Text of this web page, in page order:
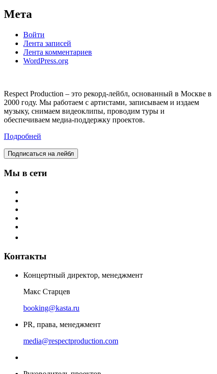
Мета
Войти
Лента записей
Лента комментариев
WordPress.org
Respect Production – это рекорд-лейбл, основанный в Москве в
2000 году. Мы работаем с артистами, записываем и издаем
музыку, снимаем видеоклипы, проводим туры и
обеспечиваем медиа-поддержку проектов.
Подробней
Подписаться на лейбл
Мы в сети
Контакты
Концертный директор, менеджмент
Макс Старцев
booking@kasta.ru
PR, права, менеджмент
media@respectproduction.com